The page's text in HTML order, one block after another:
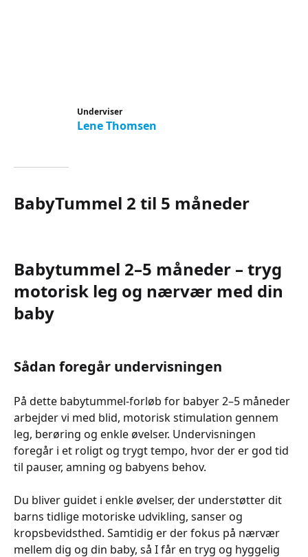
Underviser
Lene Thomsen
BabyTummel 2 til 5 måneder
Babytummel 2–5 måneder – tryg
motorisk leg og nærvær med din
baby
Sådan foregår undervisningen
På dette babytummel-forløb for babyer 2–5 måneder
arbejder vi med blid, motorisk stimulation gennem
leg, berøring og enkle øvelser. Undervisningen
foregår i et roligt og trygt tempo, hvor der er god tid
til pauser, amning og babyens behov.
Du bliver guidet i enkle øvelser, der understøtter dit
barns tidlige motoriske udvikling, sanser og
kropsbevidsthed. Samtidig er der fokus på nærvær
mellem dig og din baby, så I får en tryg og hyggelig